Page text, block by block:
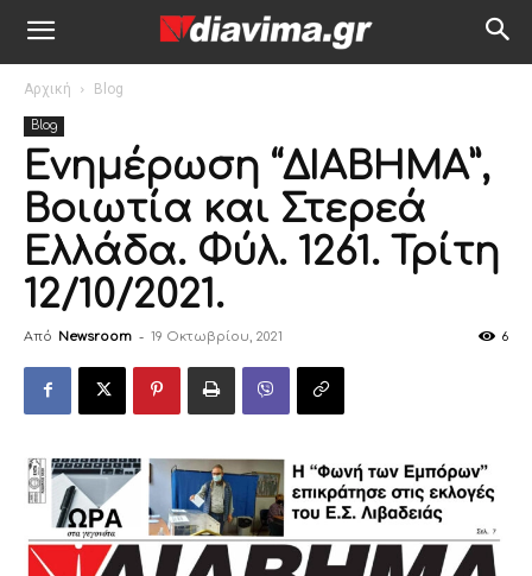
Αρχική Blog
Blog
Ενημέρωση “ΔΙΑΒΗΜΑ”,
Βοιωτία και Στερεά
Ελλάδα. Φύλ. 1261. Τρίτη
12/10/2021.
Από Newsroom - 19 Οκτωβρίου, 2021 6